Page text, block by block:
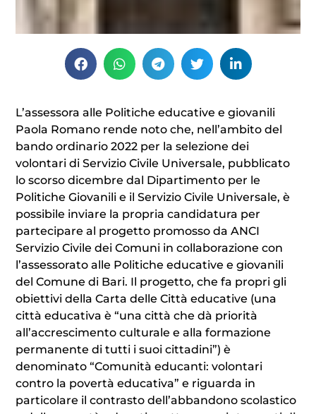
L’assessora alle Politiche educative e giovanili
Paola Romano rende noto che, nell’ambito del
bando ordinario 2022 per la selezione dei
volontari di Servizio Civile Universale, pubblicato
lo scorso dicembre dal Dipartimento per le
Politiche Giovanili e il Servizio Civile Universale, è
possibile inviare la propria candidatura per
partecipare al progetto promosso da ANCI
Servizio Civile dei Comuni in collaborazione con
l’assessorato alle Politiche educative e giovanili
del Comune di Bari. Il progetto, che fa propri gli
obiettivi della Carta delle Città educative (una
città educativa è “una città che dà priorità
all’accrescimento culturale e alla formazione
permanente di tutti i suoi cittadini”) è
denominato “Comunità educanti: volontari
contro la povertà educativa” e riguarda in
particolare il contrasto dell’abbandono scolastico